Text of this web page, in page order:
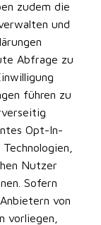
zudem die
und
Abfrage zu
führen zu
Opt-In-
Nutzer
Sofern
von
vorliegen,